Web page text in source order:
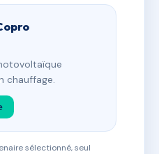
chauffage.
sélectionné, seul